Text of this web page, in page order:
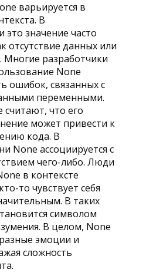
варьируется в
В
значение часто
отсутствие данных или
Многие разработчики
None
ошибок, связанных с
переменными.
что его
может привести к
кода. В
None ассоциируется с
чего-либо. Люди
в контексте
то чувствует себя
В таких
символом
В целом, None
эмоции и
сложность